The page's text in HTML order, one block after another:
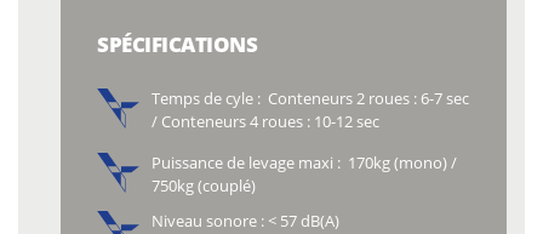
SPÉCIFICATIONS
Temps de cyle : Conteneurs 2 roues : 6-7 sec
/ Conteneurs 4 roues : 10-12 sec
Puissance de levage maxi : 170kg (mono) /
750kg (couplé)
Niveau sonore : < 57 dB(A)